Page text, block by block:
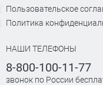
Пользовательское
Политика
НАШИ ТЕЛЕФОНЫ
8-800-100-11-77
звонок по России